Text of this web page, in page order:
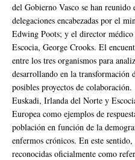
del Gobierno Vasco se han reunido
delegaciones encabezadas por el
Edwing Poots; y el director
Escocia, George Crooks. El
entre los tres organismos para
desarrollando en la transformación
posibles proyectos de colaboración.
Euskadi, Irlanda del Norte y
Europea como ejemplos de
población en función de la
enfermos crónicos. En este
reconocidas oficialmente como